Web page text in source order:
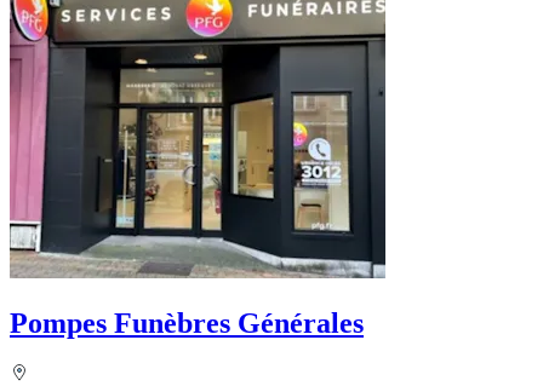
Pompes Funèbres Générales